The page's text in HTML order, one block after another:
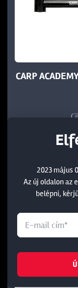
CARP
2023 május
Az új oldalon az
belépni,